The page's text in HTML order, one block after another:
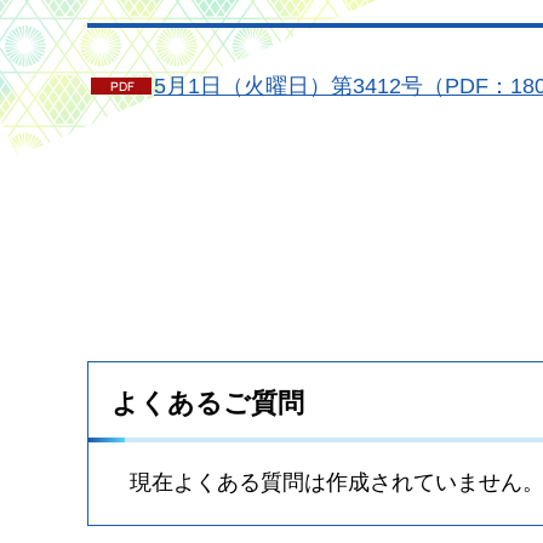
5月1日（火曜日）第3412号（PDF：
よくあるご質問
現在よくある質問は作成されていません。